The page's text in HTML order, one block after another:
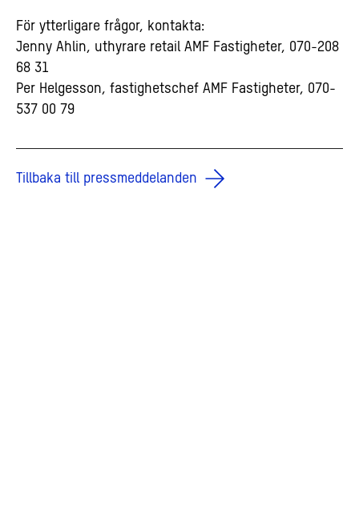
För ytterligare frågor, kontakta:
Jenny Ahlin, uthyrare retail AMF Fastigheter, 070-208
68 31
Per Helgesson, fastighetschef AMF Fastigheter, 070-
537 00 79
Tillbaka till pressmeddelanden